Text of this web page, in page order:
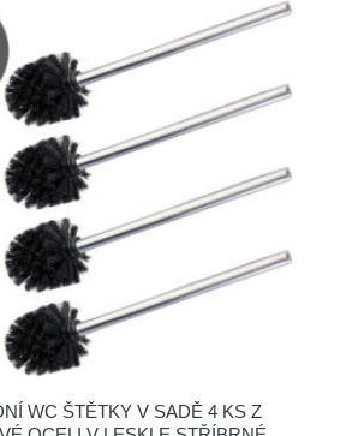
WC ŠTĚTKY V SADĚ 4 KS Z